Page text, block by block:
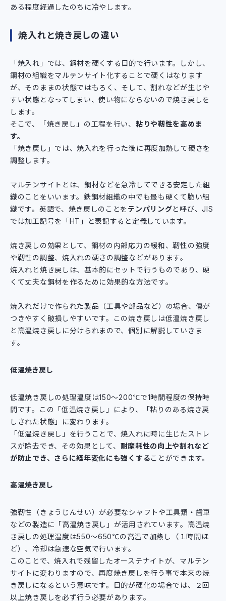
ある程度経過したのちに冷やします。
焼入れと焼き戻しの違い
「焼入れ」では、鋼材を硬くする目的で行います。しかし、
鋼材の組織をマルテンサイト化することで硬くはなります
が、そのままの状態ではもろく、そして、割れなどが生じや
すい状態となってしまい、使い物にならないので焼き戻しを
します。
そこで、「焼き戻し」の工程を行い、 粘りや靭性を高めま
す。
「焼き戻し」では、焼入れを行った後に再度加熱して硬さを
調整します。
マルテンサイトとは、鋼材などを急冷してできる安定した組
織のことをいいます。鉄鋼材組織の中でも最も硬くて脆い組
織です。英語で、焼き戻しのことをテンパリングと呼び、JIS
では加工記号を「HT」と表記すると定義しています。
焼き戻しの効果として、鋼材の内部応力の緩和、靭性の強度
や靭性の調整、焼入れの硬さの調整などがあります。
焼入れと焼き戻しは、基本的にセットで行うものであり、硬
くて丈夫な鋼材を作るために効果的な方法です。
焼入れだけで作られた製品（工具や部品など）の場合、傷が
つきやすく破損しやすいです。この焼き戻しは低温焼き戻し
と高温焼き戻しに分けられまので、個別に解説していきま
す。
低温焼き戻し
低温焼き戻しの処理温度は150～200℃で1時間程度の保持時
間です。この「低温焼き戻し」により、「粘りのある焼き戻
しされた状態」に変わります。
「低温焼き戻し」を行うことで、焼入れに時に生じたストレ
スが除去でき、その効果として、 耐摩耗性の向上や割れなど
が防止でき、さらに経年変化にも強くすることができます。
高温焼き戻し
強靭性（きょうじんせい）が必要なシャフトや工具類・歯車
などの製造に「高温焼き戻し」が活用されています。高温焼
き戻しの処理温度は550～650℃の高温で加熱し（１時間ほ
ど）、冷却は急速な空気で行います。
このことで、焼入れで残留したオーステナイトが、マルテン
サイトに変わりますので、再度焼き戻しを行う事で本来の焼
き戻しになるという意味です。目的が硬化の場合では、２回
以上焼き戻しを必ず行う必要があります。